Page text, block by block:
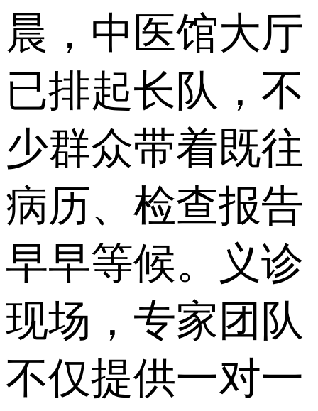
晨，中医馆大厅
已排起长队，不
少群众带着既往
病历、检查报告
早早等候。义诊
现场，专家团队
不仅提供一对一